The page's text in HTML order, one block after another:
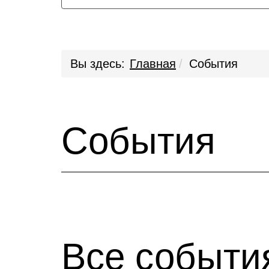
Вы здесь: Главная События
События
Все